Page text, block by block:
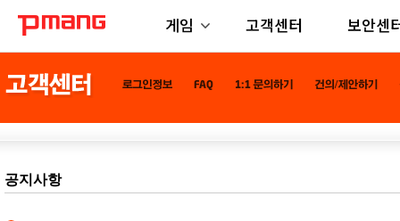
게임 고객센터 보안센
공지사항